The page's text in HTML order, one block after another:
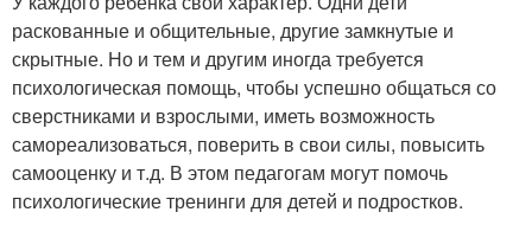
раскованные и общительные, другие замкнутые и
скрытные. Но и тем и другим иногда требуется
психологическая помощь, чтобы успешно общаться со
сверстниками и взрослыми, иметь возможность
самореализоваться, поверить в свои силы, повысить
самооценку и т.д. В этом педагогам могут помочь
психологические тренинги для детей и подростков.